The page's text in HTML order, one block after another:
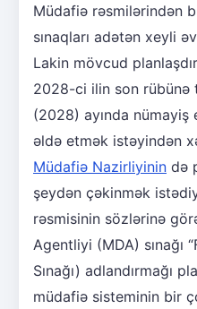
Müdafiə rəsmilərindən
sınaqları adətən xeyli
Lakin mövcud
2028-ci ilin son rübünə
(2028) ayında nümayiş
əldə etmək istəyindən
Müdafiə Nazirliyinin də
şeydən çəkinmək
rəsmisinin sözlərinə
Agentliyi (MDA) sınağı
Sınağı) adlandırmağı
müdafiə sisteminin bir